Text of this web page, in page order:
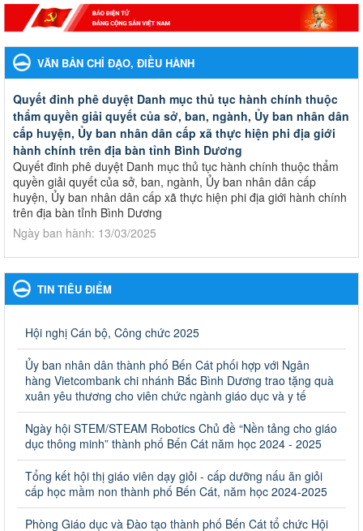
VĂN BẢN CHỈ ĐẠO, ĐIỀU HÀNH
Quyết đinh phê duyệt Danh mục thủ tục hành chính thuộc
thẩm quyền giải quyết của sở, ban, ngành, Ủy ban nhân dân
cấp huyện, Ủy ban nhân dân cấp xã thực hiện phi địa giới
hành chính trên địa bàn tỉnh Bình Dương
Quyết đinh phê duyệt Danh mục thủ tục hành chính thuộc thẩm
quyền giải quyết của sở, ban, ngành, Ủy ban nhân dân cấp
huyện, Ủy ban nhân dân cấp xã thực hiện phi địa giới hành chính
trên địa bàn tỉnh Bình Dương
Ngày ban hành: 13/03/2025
Kế hoạch Phổ biến, giáo dục pháp luật năm 2025 của ngành
Giáo dục và Đào tạo thành phố Bến Cát
Kế hoạch Phổ biến, giáo dục pháp luật năm 2025 của ngành
Ngày ban hành: 28/02/2025
Quyết định công bố thủ tục hành chính bị bãi bỏ trong lĩnh
vực giáo dục đào tạo thuộc hệ giáo dục quốc dân và cơ sở
giáo dục khác thuộc thẩm quyền giải quyết của Sở Giáo dục
và Đào tạo, Ủy ban nhân dân cấp huyện
Quyết định công bố thủ tục hành chính bị bãi bỏ trong lĩnh vực
giáo dục đào tạo thuộc hệ giáo dục quốc dân và cơ sở giáo dục
khác thuộc thẩm quyền giải quyết của Sở Giáo dục và Đào tạo,
Ủy ban nhân dân cấp huyện
Ngày ban hành: 30/09/2024
Hướng dẫn thực hiện nhiệm vụ giáo dục tiểu học năm học
TIN TIÊU ĐIỂM
Hội nghị Cán bộ, Công chức 2025
Ủy ban nhân dân thành phố Bến Cát phối hợp với Ngân
hàng Vietcombank chi nhánh Bắc Bình Dương trao tặng quà
xuân yêu thương cho viên chức ngành giáo dục và y tế
Ngày hội STEM/STEAM Robotics Chủ đề “Nền tảng cho giáo
dục thông minh” thành phố Bến Cát năm học 2024 - 2025
Tổng kết hội thị giáo viên dạy giỏi - cấp dưỡng nấu ăn giỏi
cấp học mầm non thành phố Bến Cát, năm học 2024-2025
Phòng Giáo dục và Đào tạo thành phố Bến Cát tổ chức Hội